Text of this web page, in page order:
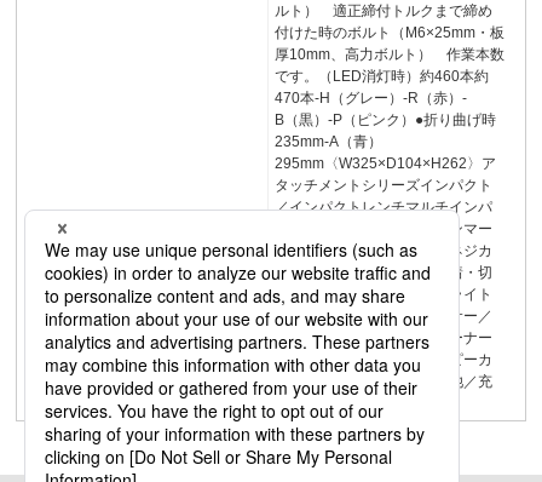
ルト） 適正締付トルクまで締め
付けた時のボルト（M6×25mm・板
厚10mm、高力ボルト） 作業本数
です。（LED消灯時）約460本約
470本-H（グレー）-R（赤）-
B（黒）-P（ピンク）●折り曲げ時
235mm-A（青）
295mm〈W325×D104×H262〉ア
タッチメントシリーズインパクト
／インパクトレンチマルチインパ
クトドリル／振動ドリルハンマー
マルチツールバンドソー全ネジカ
ッター切断工具ケーブル圧着・切
断・圧縮ホルソー／ダウンライト
カッター真空ポンプ／センサー／
シーリングガンライトクリーナー
／エアダスター・ブロワスピーカ
ー扇風機／電池アダプタ電池／充
電器先端工具／替刃ケース